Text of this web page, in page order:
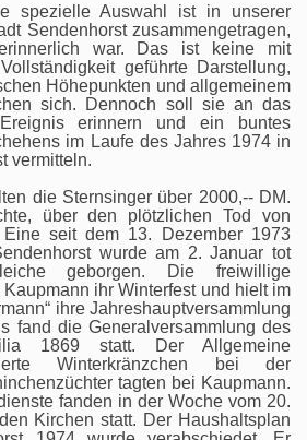
spezielle Auswahl ist in unserer
Sendenhorst zusammengetragen,
war. Das ist keine mit
geführte Darstellung,
Höhepunkten und allgemeinem
sich. Dennoch soll sie an das
erinnern und ein buntes
im Laufe des Jahres 1974 in
vermitteln.
die Sternsinger über 2000,-- DM.
über den plötzlichen Tod von
Eine seit dem 13. Dezember 1973
wurde am 2. Januar tot
geborgen. Die freiwillige
ihr Winterfest und hielt im
ihre Jahreshauptversammlung
fand die Generalversammlung des
1869 statt. Der Allgemeine
Winterkränzchen bei der
tagten bei Kaupmann.
fanden in der Woche vom 20.
Kirchen statt. Der Haushaltsplan